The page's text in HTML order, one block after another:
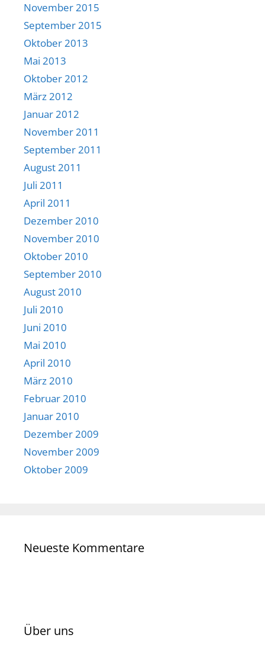
November 2015
September 2015
Oktober 2013
Mai 2013
Oktober 2012
März 2012
Januar 2012
November 2011
September 2011
August 2011
Juli 2011
April 2011
Dezember 2010
November 2010
Oktober 2010
September 2010
August 2010
Juli 2010
Juni 2010
Mai 2010
April 2010
März 2010
Februar 2010
Januar 2010
Dezember 2009
November 2009
Oktober 2009
Neueste Kommentare
Über uns